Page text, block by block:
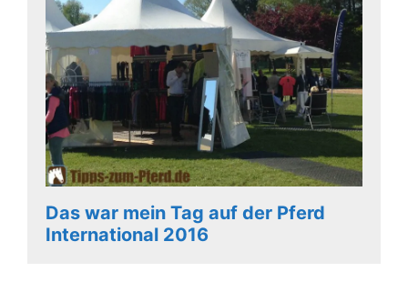
Das war mein Tag auf der Pferd
International 2016